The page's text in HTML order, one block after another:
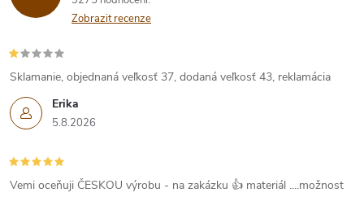
Zobrazit recenze
Erika
5.8.2026
Sklamanie, objednaná veľkosť 37, dodaná veľkosť 43, reklamácia
Vemi oceňuji ČESKOU výrobu - na zakázku 👍 materiál ....možnost